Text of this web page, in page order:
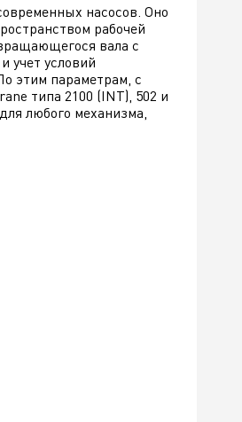
насосов. Оно
рабочей
вала с
учет условий
этим параметрам, с
типа 2100 (INT), 502 и
любого механизма,